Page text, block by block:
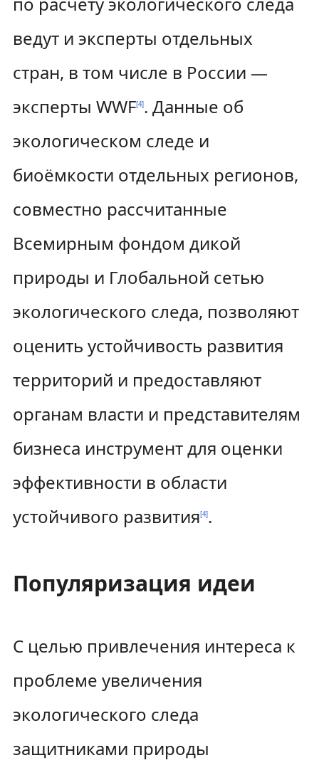
ведут и эксперты отдельных
стран, в том числе в России —
эксперты WWF[4]. Данные об
экологическом следе и
биоёмкости отдельных регионов,
совместно рассчитанные
Всемирным фондом дикой
природы и Глобальной сетью
экологического следа, позволяют
оценить устойчивость развития
территорий и предоставляют
органам власти и представителям
бизнеса инструмент для оценки
эффективности в области
устойчивого развития[4].
Популяризация идеи
С целью привлечения интереса к
проблеме увеличения
экологического следа
защитниками природы